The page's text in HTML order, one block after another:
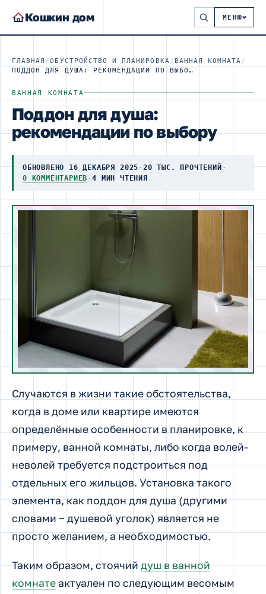
Кошкин дом МЕНЮ
ГЛАВНАЯ /ОБУСТРОЙСТВО И ПЛАНИРОВКА / ВАННАЯ КОМНАТА /
ПОДДОН ДЛЯ ДУША: РЕКОМЕНДАЦИИ ПО ВЫБОРУ
ВАННАЯ КОМНАТА
Поддон для душа:
рекомендации по выбору
ОБНОВЛЕНО 16 ДЕКАБРЯ 2025 · 20 ТЫС. ПРОЧТЕНИЙ ·
0 КОММЕНТАРИЕВ ·4 МИН ЧТЕНИЯ
Случаются в жизни такие обстоятельства,
когда в доме или квартире имеются
определённые особенности в планировке, к
примеру, ванной комнаты, либо когда волей-
неволей требуется подстроиться под
отдельных его жильцов. Установка такого
элемента, как поддон для душа (другими
словами − душевой уголок) является не
просто желанием, а необходимостью.
Таким образом, стоячийдуш в ванной
комнате актуален по следующим весомым